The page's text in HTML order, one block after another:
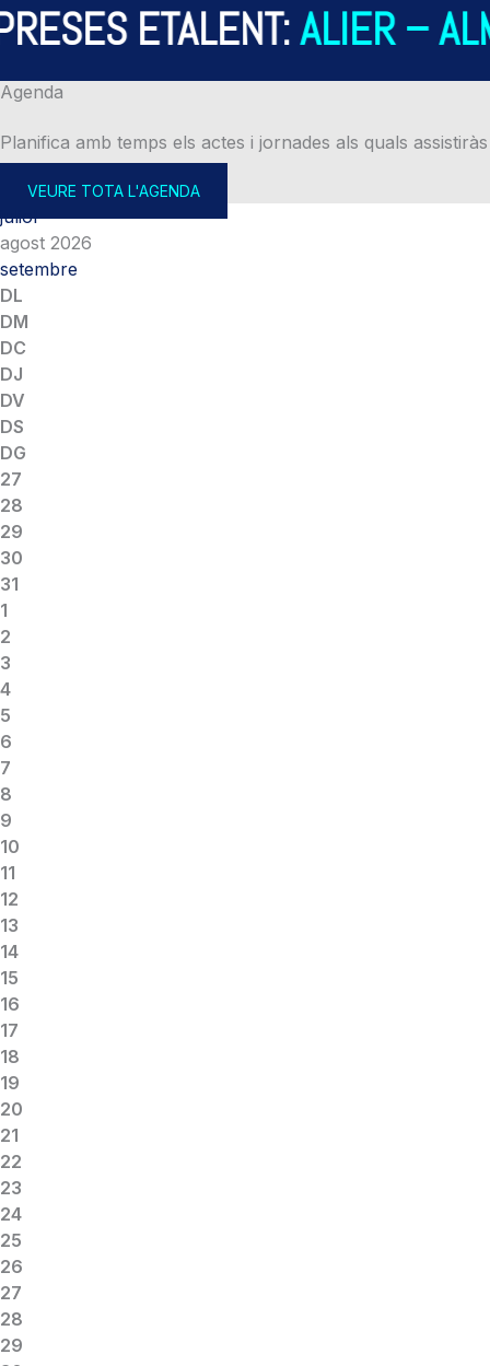
ETALENT:ALIER –
Agenda
Planifica amb temps els actes i jornades als quals assistiràs
VEURE TOTA L'AGENDA
juliol
agost 2026
setembre
DL
DM
DC
DJ
DV
DS
DG
27
28
29
30
31
1
2
3
4
5
6
7
8
9
10
11
12
13
14
15
16
17
18
19
20
21
22
23
24
25
26
27
28
29